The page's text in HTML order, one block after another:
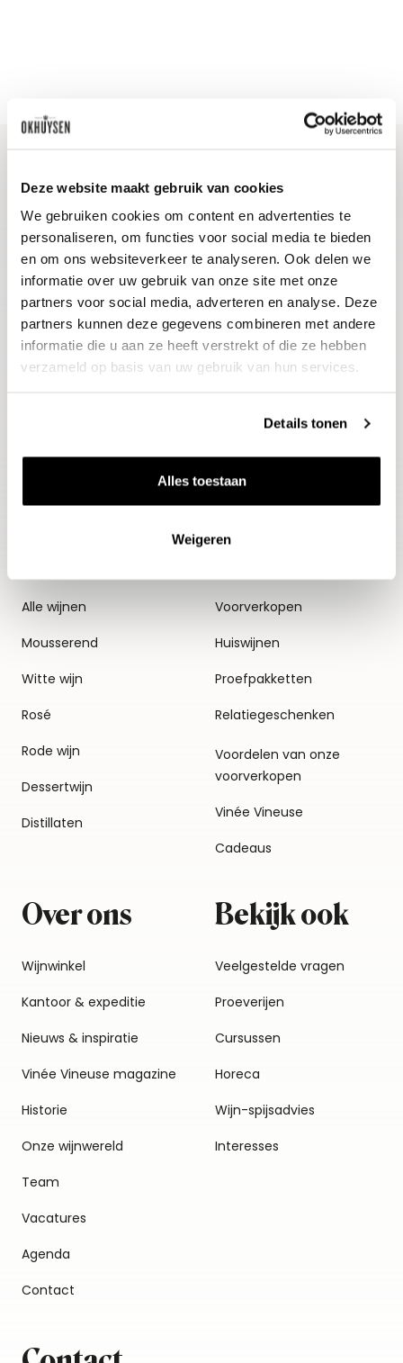
Deze website maakt gebruik van cookies
We gebruiken cookies om content en advertenties te
personaliseren, om functies voor social media te bieden
en om ons websiteverkeer te analyseren. Ook delen we
informatie over uw gebruik van onze site met onze
partners voor social media, adverteren en analyse. Deze
partners kunnen deze gegevens combineren met andere
informatie die u aan ze heeft verstrekt of die ze hebben
verzameld op basis van uw gebruik van hun services.
Details tonen
Alles toestaan
Weigeren
Blijf op de hoogte
Ontvang het laatste wijnnieuws, proeverijen en
evenementen
E-mailadres
Aanmelden
Alle wijnen
Mousserend
Witte wijn
Rosé
Rode wijn
Dessertwijn
Distillaten
Thema's
Voorverkopen
Huiswijnen
Proefpakketten
Relatiegeschenken
Voordelen van onze
voorverkopen
Vinée Vineuse
Cadeaus
Over ons
Wijnwinkel
Kantoor & expeditie
Nieuws & inspiratie
Vinée Vineuse magazine
Historie
Onze wijnwereld
Team
Vacatures
Agenda
Contact
Bekijk ook
Veelgestelde vragen
Proeverijen
Cursussen
Horeca
Wijn-spijsadvies
Interesses